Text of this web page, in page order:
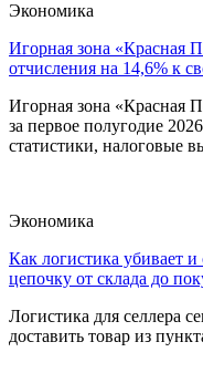
Экономика
Игорная зона «Красная
отчисления на 14,6% к
Игорная зона «Красная
за первое полугодие
статистики, налоговые
Экономика
Как логистика убивает и
цепочку от склада до
Логистика для селлера
доставить товар из